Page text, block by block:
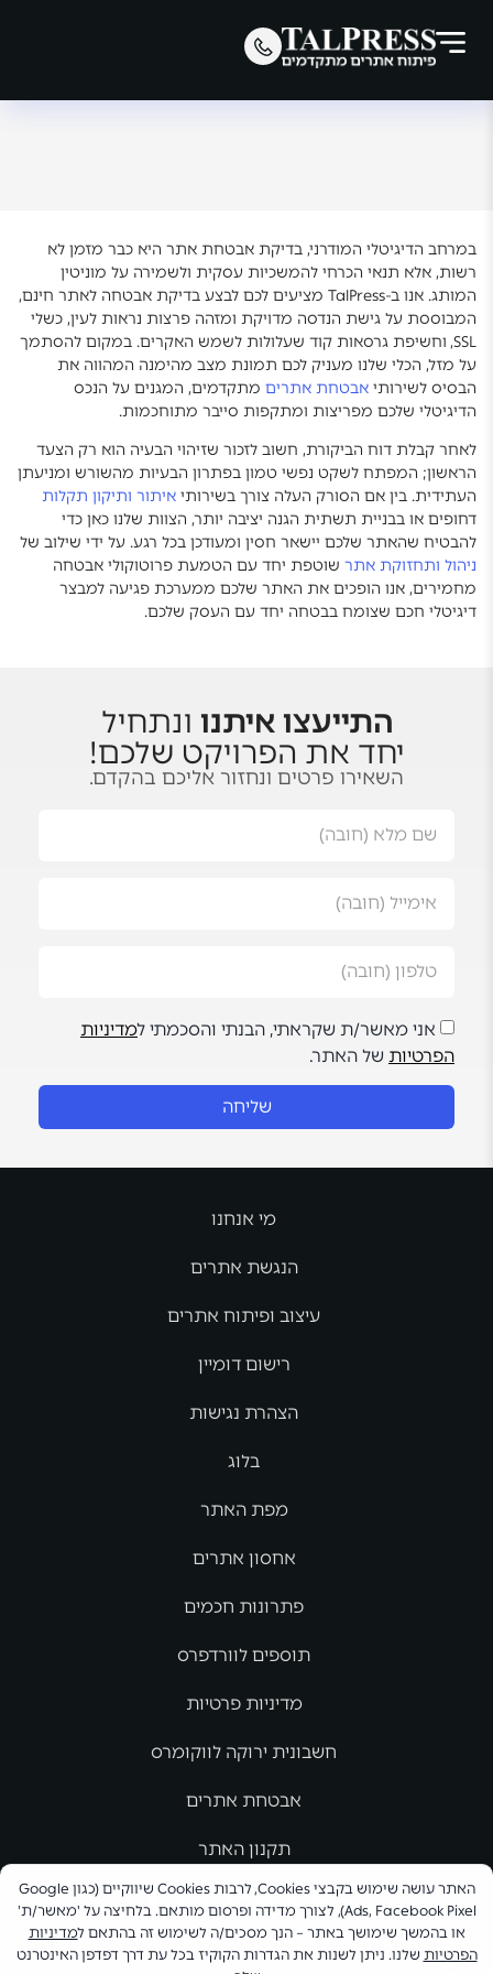
במרחב הדיגיטלי המודרני, בדיקת אבטחת אתר היא כבר מזמן לא
רשות, אלא תנאי הכרחי להמשכיות עסקית ולשמירה על מוניטין
המותג. אנו ב-TalPress מציעים לכם לבצע בדיקת אבטחה לאתר חינם,
המבוססת על גישת הנדסה מדויקת ומזהה פרצות נראות לעין, כשלי
SSL, וחשיפת גרסאות קוד שעלולות לשמש האקרים. במקום להסתמך
על מזל, הכלי שלנו מעניק לכם תמונת מצב מהימנה המהווה את
הבסיס לשירותי אבטחת אתרים מתקדמים, המגנים על הנכס
הדיגיטלי שלכם מפריצות ומתקפות סייבר מתוחכמות.
לאחר קבלת דוח הביקורת, חשוב לזכור שזיהוי הבעיה הוא רק הצעד
הראשון; המפתח לשקט נפשי טמון בפתרון הבעיות מהשורש ומניעתן
העתידית. בין אם הסורק העלה צורך בשירותי איתור ותיקון תקלות
דחופים או בבניית תשתית הגנה יציבה יותר, הצוות שלנו כאן כדי
להבטיח שהאתר שלכם יישאר חסין ומעודכן בכל רגע. על ידי שילוב של
ניהול ותחזוקת אתר שוטפת יחד עם הטמעת פרוטוקולי אבטחה
מחמירים, אנו הופכים את האתר שלכם ממערכת פגיעה למבצר
דיגיטלי חכם שצומח בבטחה יחד עם העסק שלכם.
התייעצו איתנו ונתחיל
יחד את הפרויקט שלכם!
השאירו פרטים ונחזור אליכם בהקדם.
אני מאשר/ת שקראתי, הבנתי והסכמתי למדיניות
הפרטיות של האתר.
שליחה
מי אנחנו
הנגשת אתרים
עיצוב ופיתוח אתרים
רישום דומיין
הצהרת נגישות
בלוג
מפת האתר
אחסון אתרים
פתרונות חכמים
תוספים לוורדפרס
מדיניות פרטיות
חשבונית ירוקה לווקומרס
אבטחת אתרים
תקנון האתר
האתר עושה שימוש בקבצי Cookies, לרבות Cookies שיווקיים (כגון Google
Ads, Facebook Pixel), לצורך מדידה ופרסום מותאם. בלחיצה על 'מאשר/ת'
או בהמשך שימושך באתר – הנך מסכים/ה לשימוש זה בהתאם למדיניות
הפרטיות שלנו. ניתן לשנות את הגדרות הקוקיז בכל עת דרך דפדפן האינטרנט